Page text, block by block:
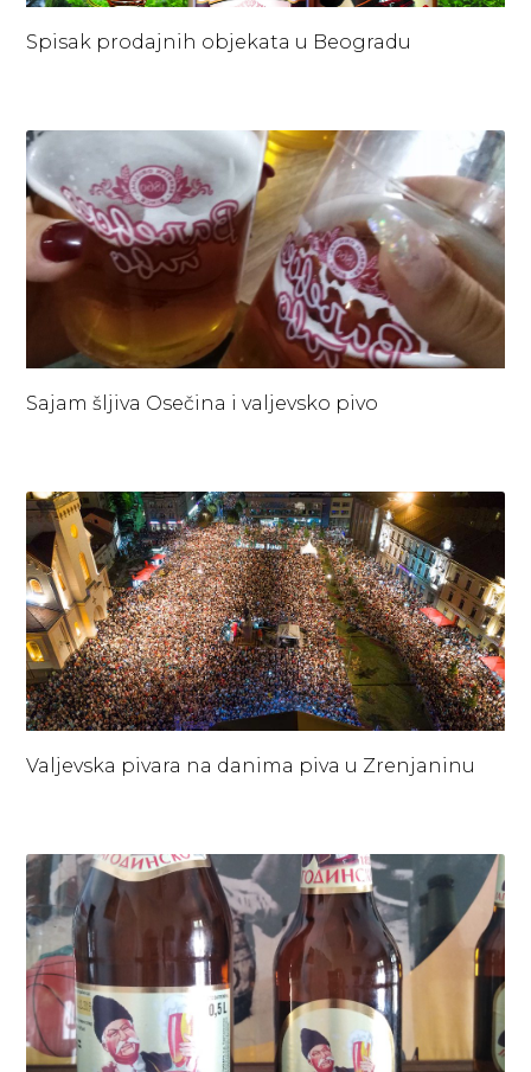
Spisak prodajnih objekata u Beogradu
Sajam šljiva Osečina i valjevsko pivo
Valjevska pivara na danima piva u Zrenjaninu